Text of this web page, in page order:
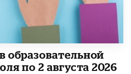
образовательной
по 2 августа 2026